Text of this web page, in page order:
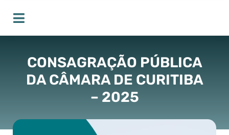
CONSAGRAÇÃO PÚBLICA
DA CÂMARA DE CURITIBA
– 2025